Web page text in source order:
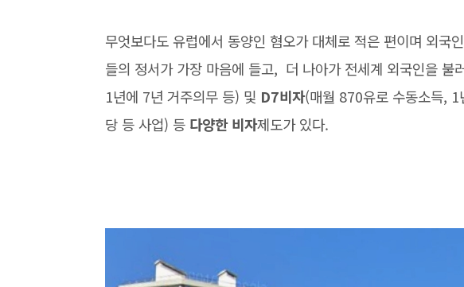
무엇보다도 유럽에서 동양인 혐오가 대체로 적은 편이며 외국
들의 정서가 가장 마음에 들고, 더 나아가 전세계 외국인을 불
1년에 7년 거주의무 등) 및 D7비자(매월 870유로 수동소득,
당 등 사업) 등 다양한 비자제도가 있다.